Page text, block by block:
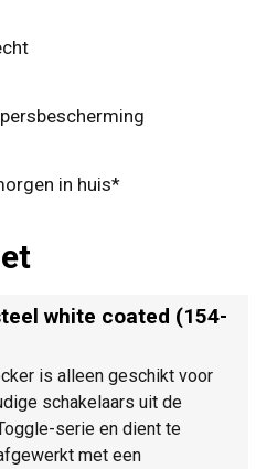
in huis*
white coated (154-
is alleen geschikt voor
schakelaars uit de
serie en dient te
met een